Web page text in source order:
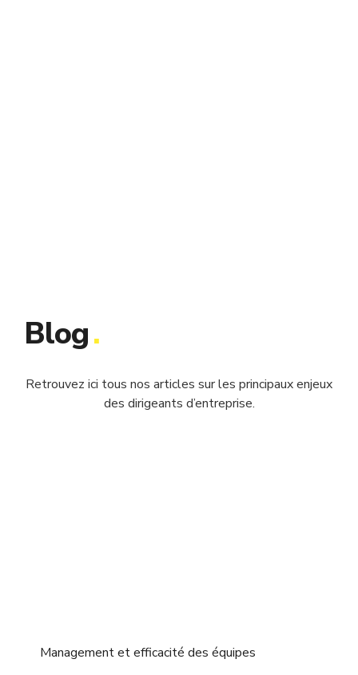
Blog.
Retrouvez ici tous nos articles sur les principaux enjeux
des dirigeants d’entreprise.
Management et efficacité des équipes